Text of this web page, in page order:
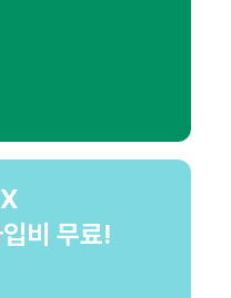
비 무료!